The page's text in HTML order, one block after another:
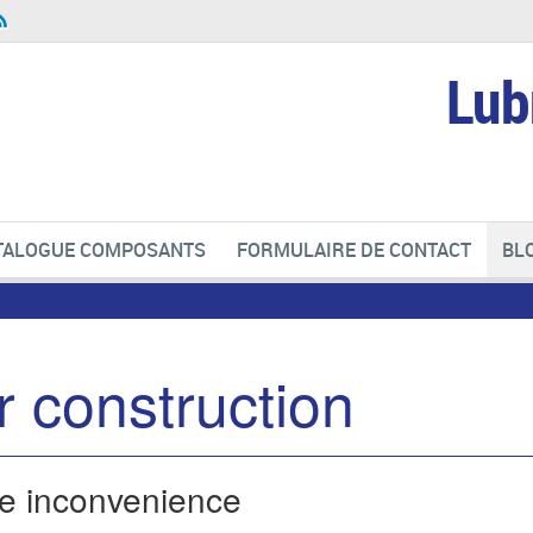
COMPOSANTS FORMULAIRE DE CONTACT
construction
inconvenience